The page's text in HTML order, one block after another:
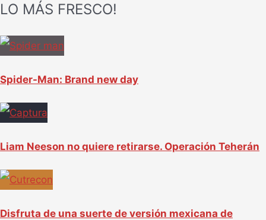
o
:
LO MÁS FRESCO!
Spider-Man: Brand new day
Liam Neeson no quiere retirarse. Operación Teherán
Disfruta de una suerte de versión mexicana de